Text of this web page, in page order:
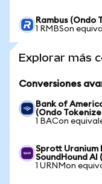
Rambus (Ondo
1 RMBSon
Explorar más
Conversiones
Bank of
(Ondo
1 BACon
Sprott Uranium
SoundHound AI
1 URNMon